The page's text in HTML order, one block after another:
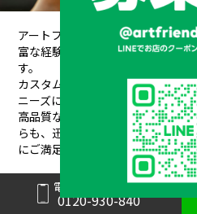
電話で問い合わせ
0120-930-840
アートフレンドAUTOは、創業以
富な経験が信頼され、20年間で
す。
カスタムデザインから架装、整備
ニーズにワンストップで対応でき
高品質なパーツと素材を使用し、
らも、 迅速丁寧な対応と競争力の
にご満足いただけるサービスを提